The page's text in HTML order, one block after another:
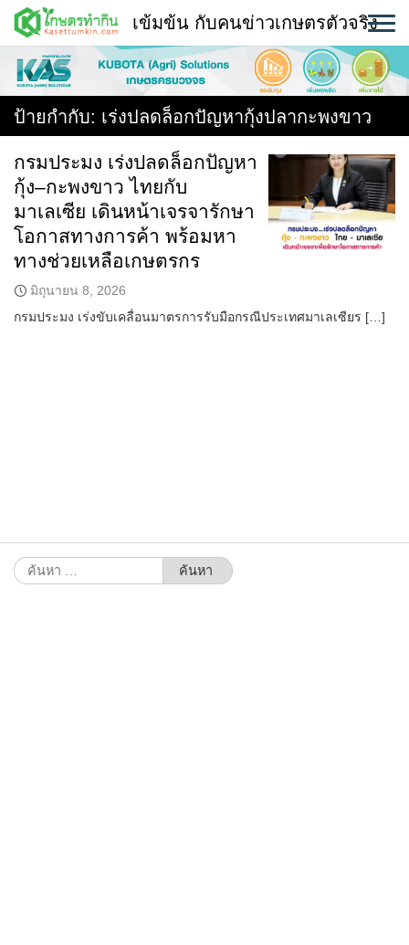
Skip
content
พืช
หน้าแรก
ใคร ทำอะไร ที่ไหน
สถานีข่าววันนี้
เข้มข้น กับคนข่าวเกษตรตัวจริง
ป้ายกำกับ: เร่งปลดล็อกปัญหากุ้งปลากะพงขาว
กรมประมง เร่งปลดล็อกปัญหา
กุ้ง–กะพงขาว ไทยกับ
มาเลเซีย เดินหน้าเจรจารักษา
โอกาสทางการค้า พร้อมหา
ทางช่วยเหลือเกษตรกร
มิถุนายน 8, 2026
กรมประมง เร่งขับเคลื่อนมาตรการรับมือกรณีประเทศมาเลเซียร […]
ค้นหา
สำหรับ: